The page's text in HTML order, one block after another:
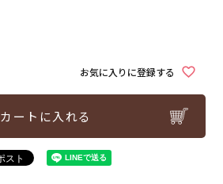
お気に入りに登録する
カートに入れる